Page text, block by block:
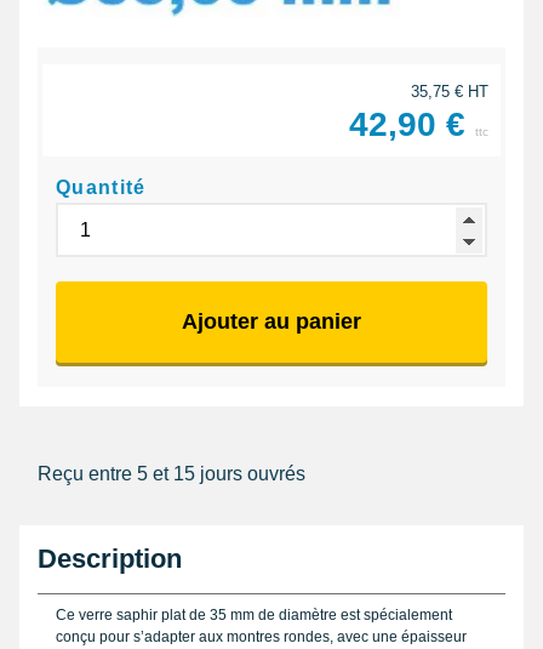
35,75 € HT
42,90 € ttc
Quantité
Ajouter au panier
Reçu entre 5 et 15 jours ouvrés
Description
Ce verre saphir plat de 35 mm de diamètre est spécialement
conçu pour s’adapter aux montres rondes, avec une épaisseur